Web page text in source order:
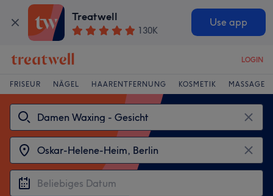
Treatwell
130K
Use app
LOGIN
FRISEUR NÄGEL HAARENTFERNUNG KOSMETIK MASSAGE